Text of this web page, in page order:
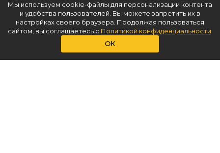
Продать
Доставка
Мы используем cookie-файлы для персонализации контента
и удобства пользователей. Вы можете запретить их в
настройках своего браузера. Продолжая пользоваться
сайтом, вы соглашаетесь с Политикой конфиденциальности
ОК